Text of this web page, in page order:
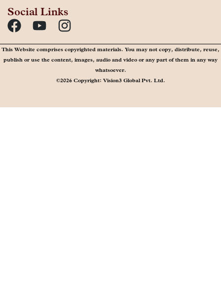
Social Links
This Website comprises copyrighted materials. You may not copy, distribute, reuse,
publish or use the content, images, audio and video or any part of them in any way
whatsoever.
©2026 Copyright: Vision3 Global Pvt. Ltd.